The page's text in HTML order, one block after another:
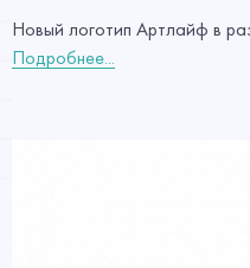
Новый логотип Артлайф в
Подробнее...